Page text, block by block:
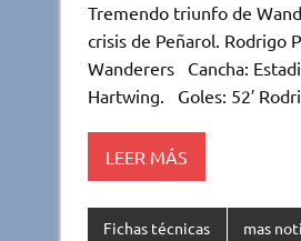
it
te
r
at
s
A
p
p
e
b
o
m
p
ar
Tremendo triunfo de
crisis de Peñarol. Rodrigo
Wanderers Cancha:
Hartwing. Goles: 52′
LEER MÁS
Fichas técnicas mas